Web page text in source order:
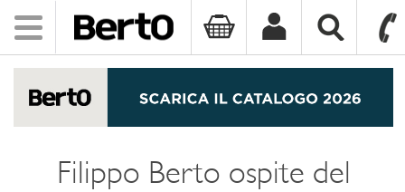
Toggle
navigation
Filippo Berto ospite del